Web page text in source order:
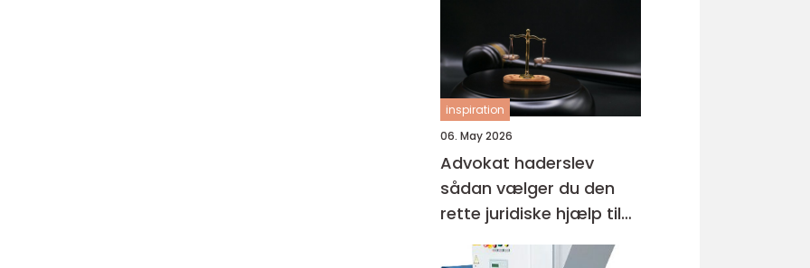
inspiration
06. May 2026
Advokat haderslev
sådan vælger du den
rette juridiske hjælp til
familien